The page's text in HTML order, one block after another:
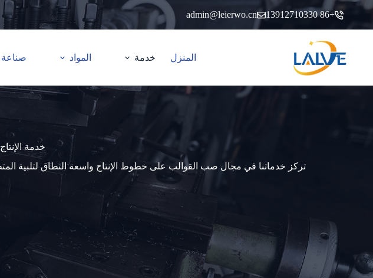
تخطي
المحتوى
+86 13912710330
admin@leierwo.cn
المنزل خدمة المواد صناعة
خدمة
تركز خدماتنا في مجال صب القوالب على خطوط الإنتاج واسعة النطاق لتلبية